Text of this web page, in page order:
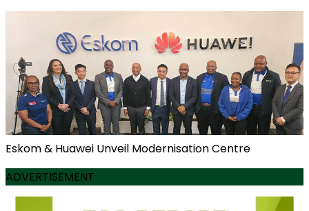
Eskom & Huawei Unveil Modernisation Centre
ADVERTISEMENT